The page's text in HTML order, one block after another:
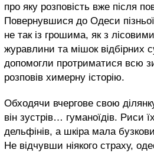
про яку розповість вже після
Повернувшися до Одеси пізньої
не так із грошима, як з
журавлини та мішок відбірних
допомогли протриматися всю
розповів химерну історію.
Обходячи вчергове свою
він зустрів… гуманоїдів. Риси
дельфінів, а шкіра мала
Не відчувши ніякого страху,